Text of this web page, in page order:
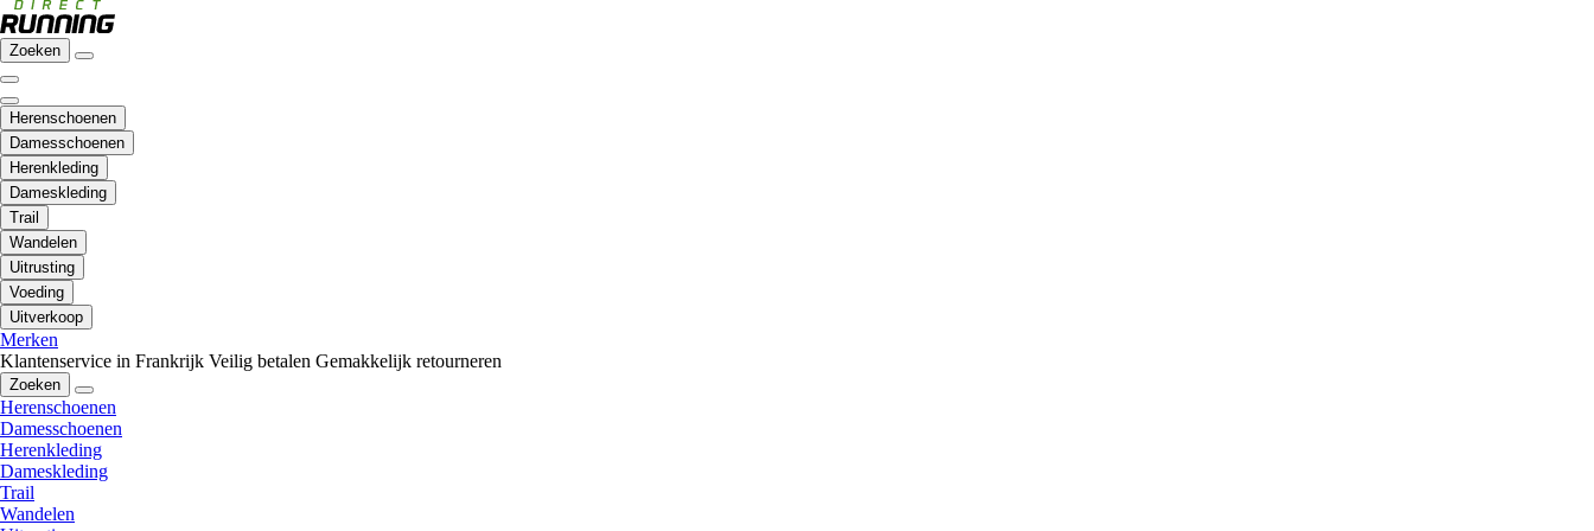
Zoeken
Herenschoenen
Damesschoenen
Herenkleding
Dameskleding
Trail
Wandelen
Uitrusting
Voeding
Uitverkoop
Merken
Klantenservice in Frankrijk Veilig betalen Gemakkelijk retourneren
Zoeken
Herenschoenen
Damesschoenen
Herenkleding
Dameskleding
Trail
Wandelen